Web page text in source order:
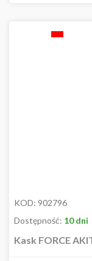
KOD: 902796
Dostępność: 10 dni
Kask FORCE